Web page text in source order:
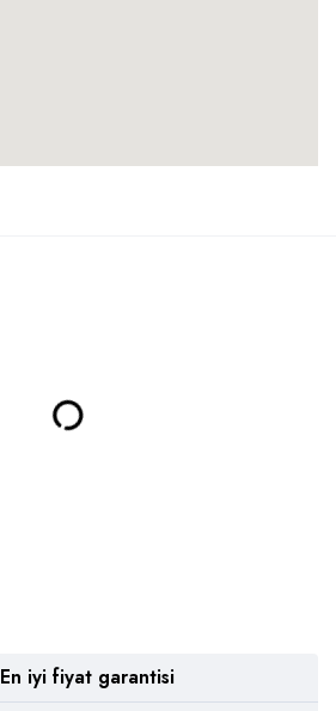
En iyi fiyat garantisi